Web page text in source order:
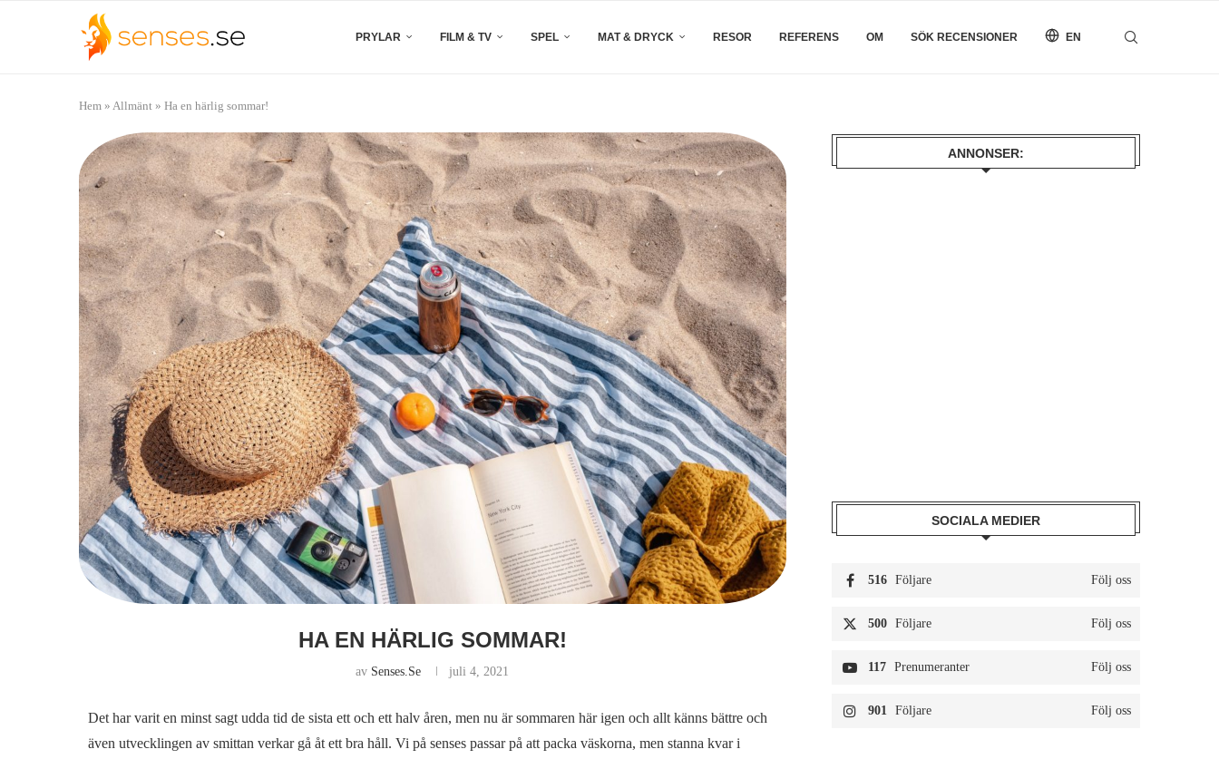
PRYLAR FILM & TV SPEL MAT & DRYCK RESOR REFERENS OM SÖK RECENSIONER EN
Hem » Allmänt » Ha en härlig sommar!
HA EN HÄRLIG SOMMAR!
av Senses.se juli 4, 2021
Det har varit en minst sagt udda tid de sista ett och ett halv åren, men nu är sommaren här igen och allt känns bättre och
även utvecklingen av smittan verkar gå åt ett bra håll. Vi på senses passar på att packa väskorna, men stanna kvar i
ANNONSER:
SOCIALA MEDIER
516 Följare Följ oss
500 Följare Följ oss
117 Prenumeranter Följ oss
901 Följare Följ oss